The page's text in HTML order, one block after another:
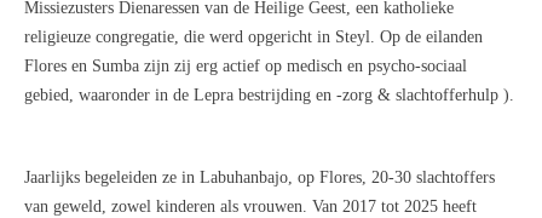
Missiezusters Dienaressen van de Heilige Geest, een katholieke
religieuze congregatie, die werd opgericht in Steyl. Op de eilanden
Flores en Sumba zijn zij erg actief op medisch en psycho-sociaal
gebied, waaronder in de Lepra bestrijding en -zorg & slachtofferhulp ).
Jaarlijks begeleiden ze in Labuhanbajo, op Flores, 20-30 slachtoffers
van geweld, zowel kinderen als vrouwen. Van 2017 tot 2025 heeft